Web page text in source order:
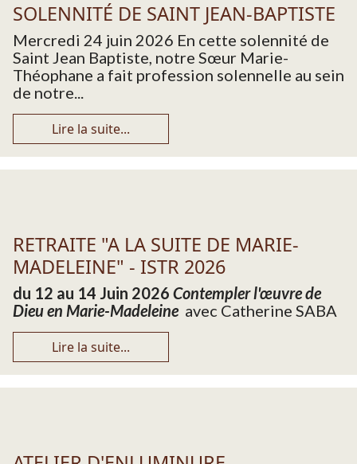
SOLENNITÉ DE SAINT JEAN-BAPTISTE
Mercredi 24 juin 2026 En cette solennité de
Saint Jean Baptiste, notre Sœur Marie-
Théophane a fait profession solennelle au sein
de notre...
Lire la suite...
RETRAITE "A LA SUITE DE MARIE-
MADELEINE" - ISTR 2026
du 12 au 14 Juin 2026 Contempler l'œuvre de
Dieu en Marie-Madeleine avec Catherine SABA
Lire la suite...